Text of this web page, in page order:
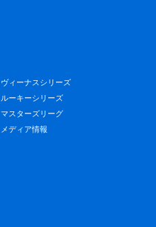
ヴィーナスシリーズ
ルーキーシリーズ
マスターズリーグ
メディア情報